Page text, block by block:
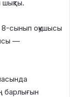
8-сынып оқушысы
—
барлығын